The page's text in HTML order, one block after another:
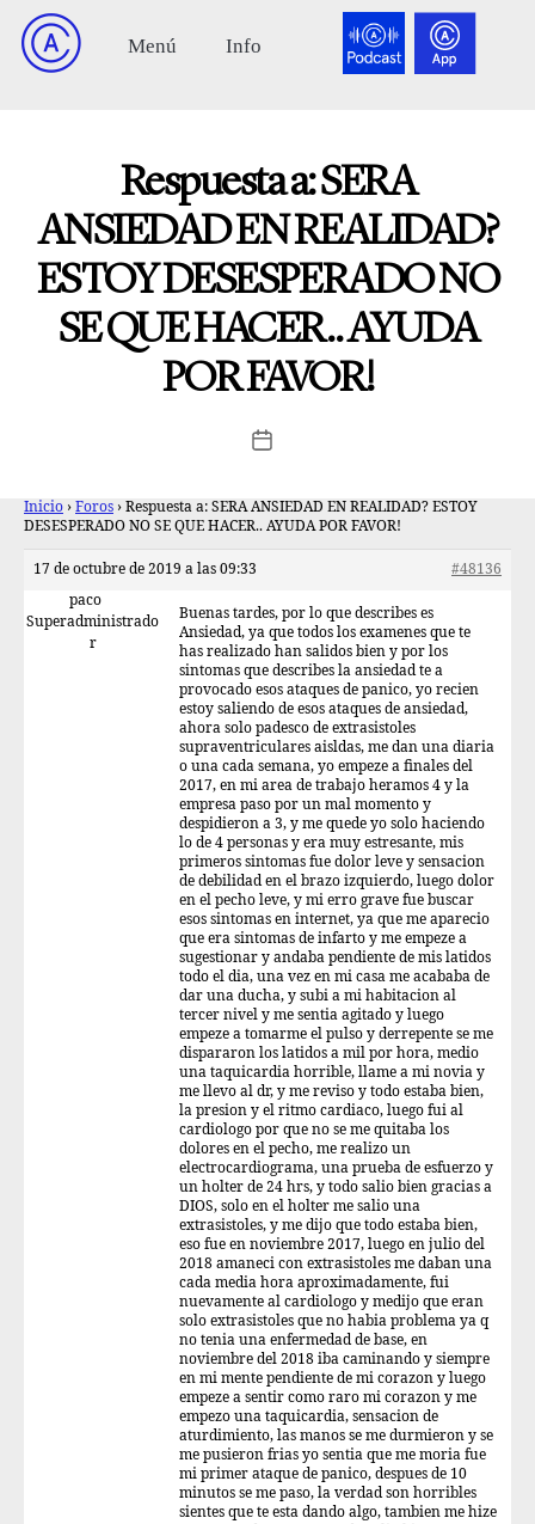
Respuesta a: SERA
ANSIEDAD EN REALIDAD?
ESTOY DESESPERADO NO
SE QUE HACER.. AYUDA
POR FAVOR!
Inicio › Foros › Respuesta a: SERA ANSIEDAD EN REALIDAD? ESTOY
DESESPERADO NO SE QUE HACER.. AYUDA POR FAVOR!
17 de octubre de 2019 a las 09:33
#48136
paco
Superadministrado
r
Buenas tardes, por lo que describes es
Ansiedad, ya que todos los examenes que te
has realizado han salidos bien y por los
sintomas que describes la ansiedad te a
provocado esos ataques de panico, yo recien
estoy saliendo de esos ataques de ansiedad,
ahora solo padesco de extrasistoles
supraventriculares aisldas, me dan una diaria
o una cada semana, yo empeze a finales del
2017, en mi area de trabajo heramos 4 y la
empresa paso por un mal momento y
despidieron a 3, y me quede yo solo haciendo
lo de 4 personas y era muy estresante, mis
primeros sintomas fue dolor leve y sensacion
de debilidad en el brazo izquierdo, luego dolor
en el pecho leve, y mi erro grave fue buscar
esos sintomas en internet, ya que me aparecio
que era sintomas de infarto y me empeze a
sugestionar y andaba pendiente de mis latidos
todo el dia, una vez en mi casa me acababa de
dar una ducha, y subi a mi habitacion al
tercer nivel y me sentia agitado y luego
empeze a tomarme el pulso y derrepente se me
dispararon los latidos a mil por hora, medio
una taquicardia horrible, llame a mi novia y
me llevo al dr, y me reviso y todo estaba bien,
la presion y el ritmo cardiaco, luego fui al
cardiologo por que no se me quitaba los
dolores en el pecho, me realizo un
electrocardiograma, una prueba de esfuerzo y
un holter de 24 hrs, y todo salio bien gracias a
DIOS, solo en el holter me salio una
extrasistoles, y me dijo que todo estaba bien,
eso fue en noviembre 2017, luego en julio del
2018 amaneci con extrasistoles me daban una
cada media hora aproximadamente, fui
nuevamente al cardiologo y medijo que eran
solo extrasistoles que no habia problema ya q
no tenia una enfermedad de base, en
noviembre del 2018 iba caminando y siempre
en mi mente pendiente de mi corazon y luego
empeze a sentir como raro mi corazon y me
empezo una taquicardia, sensacion de
aturdimiento, las manos se me durmieron y se
me pusieron frias yo sentia que me moria fue
mi primer ataque de panico, despues de 10
minutos se me paso, la verdad son horribles
sientes que te esta dando algo, tambien me hize